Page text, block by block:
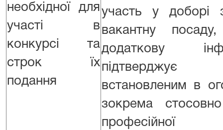
необхідної для
участі в
конкурсі та
строк їх
подання
участь у доборі
вакантну
додаткову
підтверджує
встановленим в
зокрема
професійної